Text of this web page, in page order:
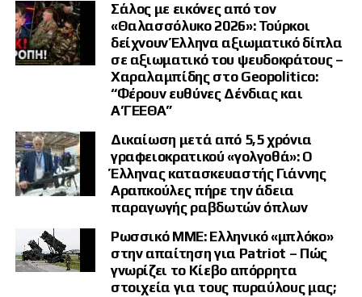
Σάλος με εικόνες από τον
«Θαλασσόλυκο 2026»: Τούρκοι
δείχνουν Έλληνα αξιωματικό δίπλα
σε αξιωματικό του ψευδοκράτους –
Χαραλαμπίδης στο Geopolitico:
“Φέρουν ευθύνες Δένδιας και
Α’ΓΕΕΘΑ”
Δικαίωση μετά από 5,5 χρόνια
γραφειοκρατικού «γολγοθά»: Ο
Έλληνας κατασκευαστής Γιάννης
Αραπκούλες πήρε την άδεια
παραγωγής ραβδωτών όπλων
Ρωσσικό ΜΜΕ: Ελληνικό «μπλόκο»
στην απαίτηση για Patriot – Πώς
γνωρίζει το Κίεβο απόρρητα
στοιχεία για τους πυραύλους μας;